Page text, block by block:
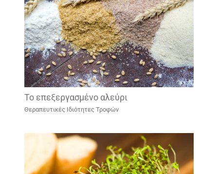
To επεξεργασμένο αλεύρι
Θεραπευτικές Ιδιότητες Τροφών